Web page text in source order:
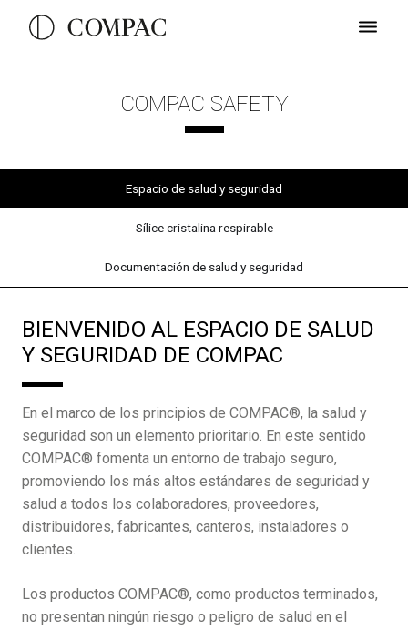
COMPAC SAFETY
Espacio de salud y seguridad
Sílice cristalina respirable
Documentación de salud y seguridad
BIENVENIDO AL ESPACIO DE SALUD
Y SEGURIDAD DE COMPAC
En el marco de los principios de COMPAC®, la salud y
seguridad son un elemento prioritario. En este sentido
COMPAC® fomenta un entorno de trabajo seguro,
promoviendo los más altos estándares de seguridad y
salud a todos los colaboradores, proveedores,
distribuidores, fabricantes, canteros, instaladores o
clientes.
Los productos COMPAC®, como productos terminados,
no presentan ningún riesgo o peligro de salud en el